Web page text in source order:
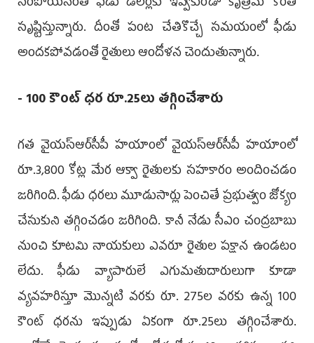
సృష్టిస్తున్నారు. దీంతో పంట చేతికొచ్చే స‌మ‌యంలో ఫీడు
అంద‌క‌పోవ‌డంతో రైతులు ఆందోళ‌న చెందుతున్నారు.
- 100 కౌంట్ ధ‌ర రూ.25లు త‌గ్గించేశారు
గ‌త వైయ‌స్ఆర్‌సీపీ హ‌యాంలో వైయ‌స్ఆర్‌సీపీ హ‌యాంలో
రూ.3,800 కోట్ల మేర ఆక్వా రైతుల‌కు స‌హ‌కారం అందించ‌డం
జ‌రిగింది. ఫీడు ధ‌ర‌లు మూడుసార్లు పెంచితే ప్ర‌భుత్వం జోక్యం
చేసుకుని త‌గ్గించ‌డం జ‌రిగింది. కానీ నేడు సీఎం చంద్ర‌బాబు
నుంచి కూట‌మి నాయ‌కులు ఎవ‌రూ రైతుల ప‌క్షాన ఉండ‌టం
లేదు. ఫీడు వ్యాపారులే ఎగుమ‌తుదారులుగా కూడా
వ్య‌వ‌హ‌రిస్తూ మొన్నటి వ‌ర‌కు రూ. 275ల వ‌రకు ఉన్న 100
కౌంట్ ధ‌ర‌ను ఇప్పుడు ఏకంగా రూ.25లు త‌గ్గించేశారు.